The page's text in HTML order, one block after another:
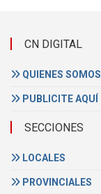
CN DIGITAL
QUIENES SOMOS
PUBLICITE AQUÍ
SECCIONES
LOCALES
PROVINCIALES